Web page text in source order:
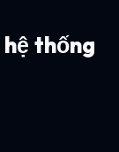
thống